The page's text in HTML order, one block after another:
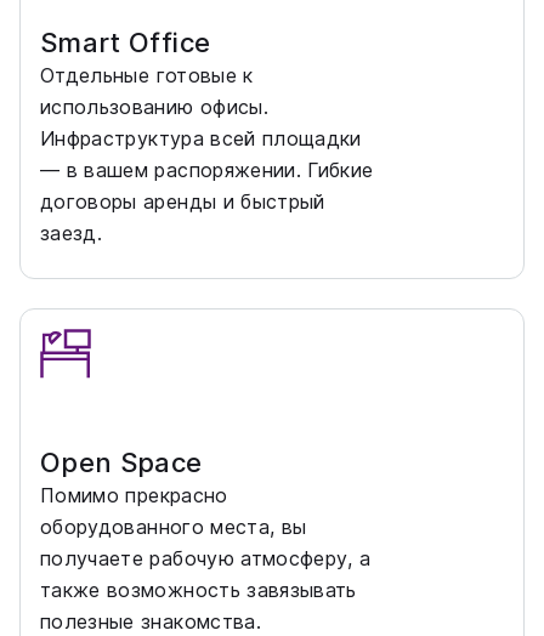
Smart Office
Отдельные готовые к
использованию офисы.
Инфраструктура всей площадки
— в вашем распоряжении. Гибкие
договоры аренды и быстрый
заезд.
Open Space
Помимо прекрасно
оборудованного места, вы
получаете рабочую атмосферу, а
также возможность завязывать
полезные знакомства.